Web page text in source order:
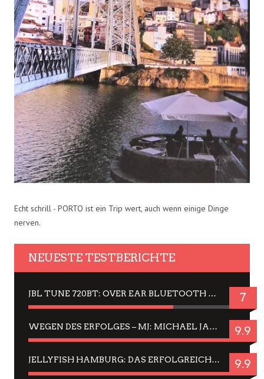
Echt schrill - PORTO ist ein Trip wert, auch wenn einige Dinge
nerven.
NEUESTE TESTBERICHTE
JBL TUNE 720BT: OVER EAR BLUETOOTH KOPFHÖRER UM DIE 50,-€ IM DAUER-TEST 7
WEGEN DES ERFOLGES – MJ: MICHAEL JACKSON MUSICAL IN EINER MATINEE SEHEN 9.9
JELLYFISH HAMBURG: DAS ERFOLGREICHE SOMMER-MENÜ 2025 IN GEFÜHLEN UND BILDERN 9.9